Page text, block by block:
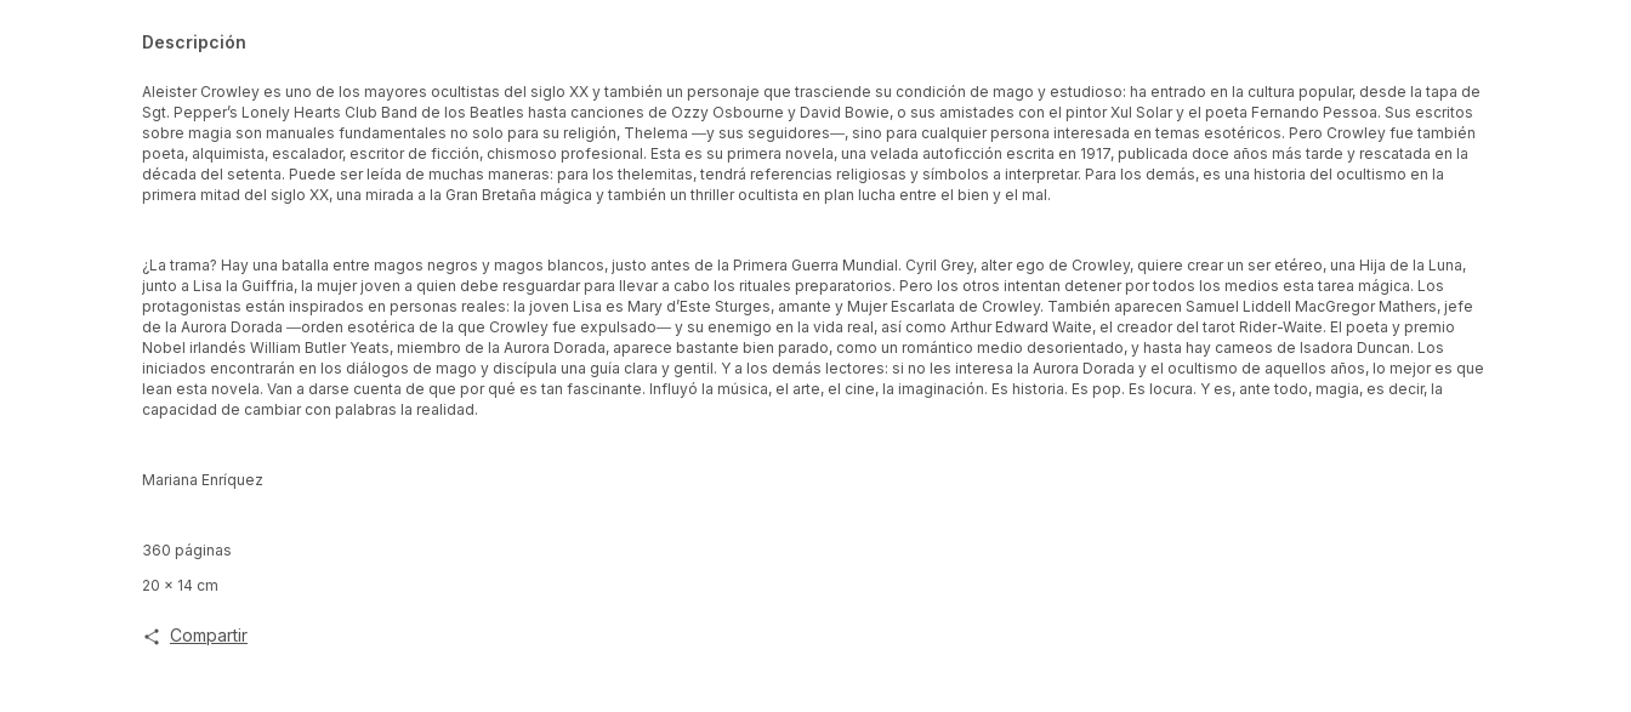
Descripción
Aleister Crowley es uno de los mayores ocultistas del siglo XX y también un personaje que trasciende su condición de mago y estudioso: ha entrado en la cultura popular, desde la tapa de
Sgt. Pepper’s Lonely Hearts Club Band de los Beatles hasta canciones de Ozzy Osbourne y David Bowie, o sus amistades con el pintor Xul Solar y el poeta Fernando Pessoa. Sus escritos
sobre magia son manuales fundamentales no solo para su religión, Thelema ―y sus seguidores―, sino para cualquier persona interesada en temas esotéricos. Pero Crowley fue también
poeta, alquimista, escalador, escritor de ficción, chismoso profesional. Esta es su primera novela, una velada autoficción escrita en 1917, publicada doce años más tarde y rescatada en la
década del setenta. Puede ser leída de muchas maneras: para los thelemitas, tendrá referencias religiosas y símbolos a interpretar. Para los demás, es una historia del ocultismo en la
primera mitad del siglo XX, una mirada a la Gran Bretaña mágica y también un thriller ocultista en plan lucha entre el bien y el mal.
¿La trama? Hay una batalla entre magos negros y magos blancos, justo antes de la Primera Guerra Mundial. Cyril Grey, alter ego de Crowley, quiere crear un ser etéreo, una Hija de la Luna,
junto a Lisa la Guiffria, la mujer joven a quien debe resguardar para llevar a cabo los rituales preparatorios. Pero los otros intentan detener por todos los medios esta tarea mágica. Los
protagonistas están inspirados en personas reales: la joven Lisa es Mary d’Este Sturges, amante y Mujer Escarlata de Crowley. También aparecen Samuel Liddell MacGregor Mathers, jefe
de la Aurora Dorada ―orden esotérica de la que Crowley fue expulsado― y su enemigo en la vida real, así como Arthur Edward Waite, el creador del tarot Rider-Waite. El poeta y premio
Nobel irlandés William Butler Yeats, miembro de la Aurora Dorada, aparece bastante bien parado, como un romántico medio desorientado, y hasta hay cameos de Isadora Duncan. Los
iniciados encontrarán en los diálogos de mago y discípula una guía clara y gentil. Y a los demás lectores: si no les interesa la Aurora Dorada y el ocultismo de aquellos años, lo mejor es que
lean esta novela. Van a darse cuenta de que por qué es tan fascinante. Influyó la música, el arte, el cine, la imaginación. Es historia. Es pop. Es locura. Y es, ante todo, magia, es decir, la
capacidad de cambiar con palabras la realidad.
Mariana Enríquez
360 páginas
20 x 14 cm
Compartir